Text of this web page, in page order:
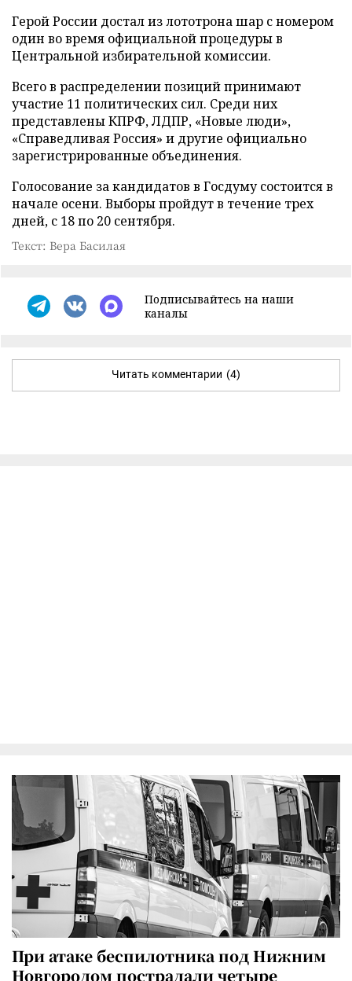
Герой России достал из лототрона шар с номером
один во время официальной процедуры в
Центральной избирательной комиссии.
Всего в распределении позиций принимают
участие 11 политических сил. Среди них
представлены КПРФ, ЛДПР, «Новые люди»,
«Справедливая Россия» и другие официально
зарегистрированные объединения.
Голосование за кандидатов в Госдуму состоится в
начале осени. Выборы пройдут в течение трех
дней, с 18 по 20 сентября.
Текст: Вера Басилая
Подписывайтесь на наши
каналы
Читать комментарии (4)
При атаке беспилотника под Нижним
Новгородом пострадали четыре